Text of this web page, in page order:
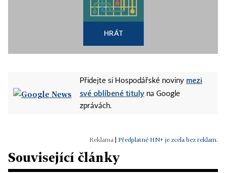
HRÁT
Přidejte si Hospodářské noviny mezi
své oblíbené tituly na Google
zprávách.
Předplatné HN+ je zcela bez reklam.
Související články